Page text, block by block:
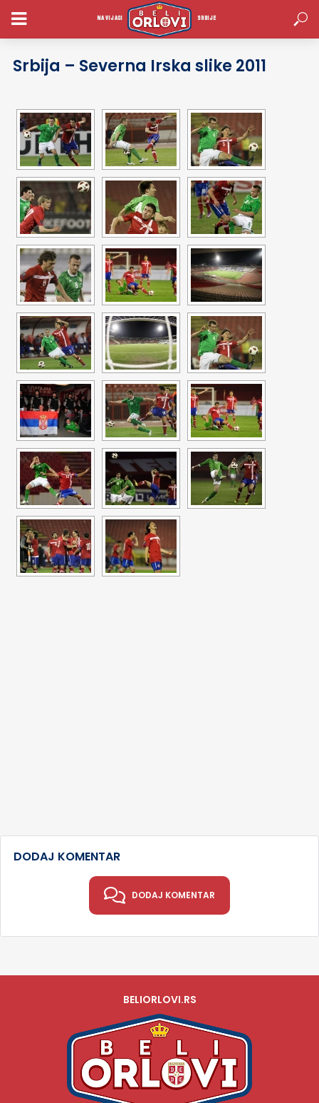
NAVIJACI SRBIJE
Slike Utakmica
Srbija – Severna Irska slike 2011
DODAJ KOMENTAR
DODAJ KOMENTAR
BELIORLOVI.RS